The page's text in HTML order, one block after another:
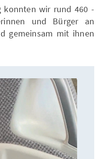
konnten wir rund 460 -
und Bürger an
gemeinsam mit ihnen